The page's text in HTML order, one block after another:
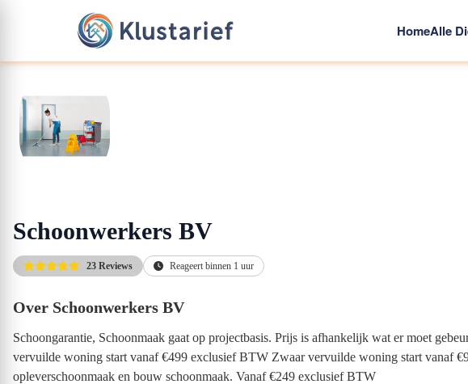
HomeAlle
Schoonwerkers BV
23 Reviews Reageert binnen 1 uur
Over Schoonwerkers BV
Schoongarantie, Schoonmaak gaat op projectbasis. Prijs is afhankelijk wat er moet
vervuilde woning start vanaf €499 exclusief BTW Zwaar vervuilde woning start vanaf
opleverschoonmaak en bouw schoonmaak. Vanaf €249 exclusief BTW